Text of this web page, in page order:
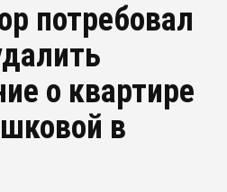
потребовал
о квартире
в